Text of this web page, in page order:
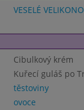
VESELÉ
Cibulkový krém
Kuřecí guláš po
těstoviny
ovoce